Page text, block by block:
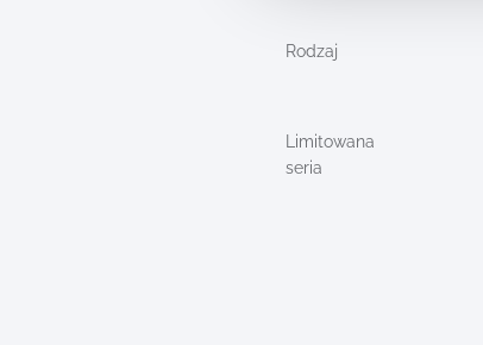
Rodzaj
Limitowana
seria